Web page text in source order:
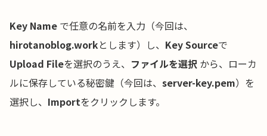
Key Name で任意の名前を入力（今回は、
hirotanoblog.workとします）し、 Key Sourceで
Upload Fileを選択のうえ、 ファイルを選択 から、ローカ
ルに保存している秘密鍵（今回は、 server-key.pem）を
選択し、 Importをクリックします。